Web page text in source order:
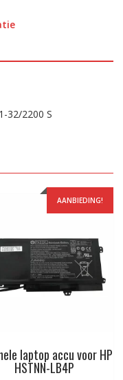
32/2200 S
AANBIEDING!
laptop accu voor HP
HSTNN-LB4P